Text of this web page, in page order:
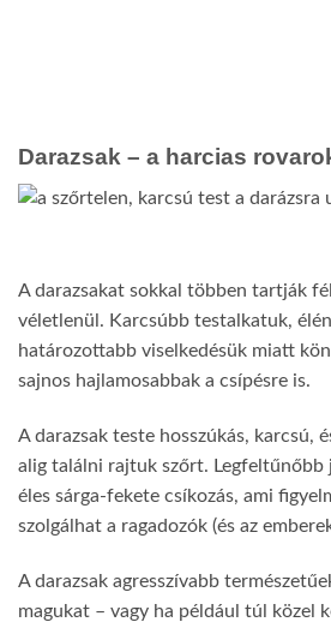
Darazsak – a harcias
A darazsakat sokkal többen tartják
véletlenül. Karcsúbb testalkatuk,
határozottabb viselkedésük miatt
sajnos hajlamosabbak a csípésre is.
A darazsak teste hosszúkás, karcsú,
alig találni rajtuk szőrt. Legfeltűnőbb
éles sárga-fekete csíkozás, ami
szolgálhat a ragadozók (és az
A darazsak agresszívabb
magukat – vagy ha például túl közel